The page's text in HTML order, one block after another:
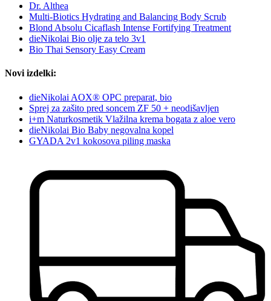
Dr. Althea
Multi-Biotics Hydrating and Balancing Body Scrub
Blond Absolu Cicaflash Intense Fortifying Treatment
dieNikolai Bio olje za telo 3v1
Bio Thai Sensory Easy Cream
Novi izdelki:
dieNikolai AOX® OPC preparat, bio
Sprej za zašito pred soncem ZF 50 + neodišavljen
i+m Naturkosmetik Vlažilna krema bogata z aloe vero
dieNikolai Bio Baby negovalna kopel
GYADA 2v1 kokosova piling maska